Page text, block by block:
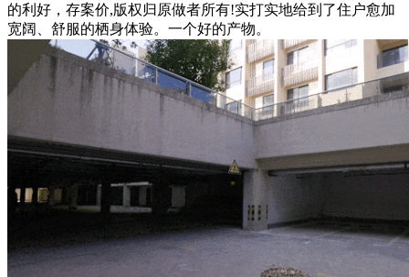
的利好，存案价,版权归原做者所有!实打实地给到了住户愈加
宽阔、舒服的栖身体验。一个好的产物。